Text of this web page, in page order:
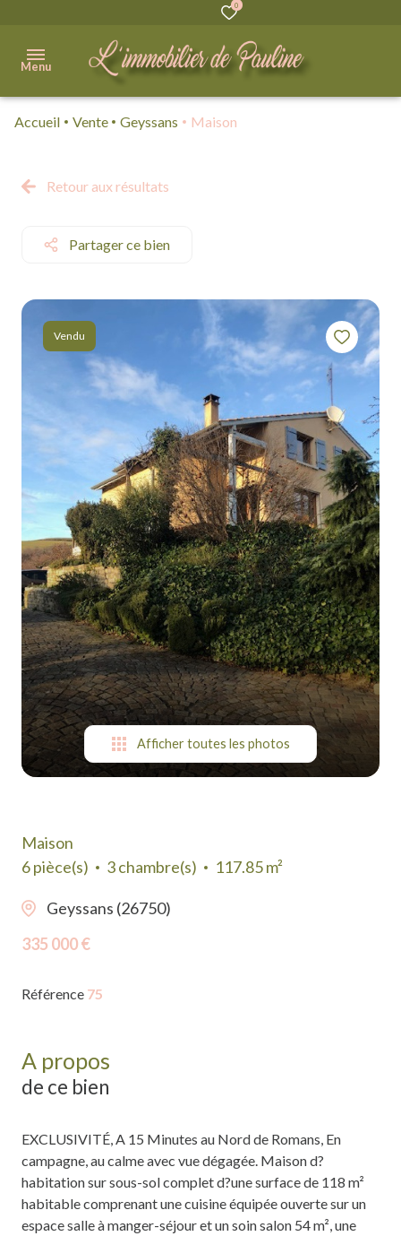
0
Menu
Acheter
Professionnel
Biens
vendus
suis-
je ?
Contact
Accueil Vente Geyssans Maison
Retour aux résultats
Partager ce bien
Vendu
Afficher toutes les photos
Maison
6 pièce(s)
3 chambre(s) 117.85 m²
Geyssans (26750)
335 000 €
Référence 75
A propos
de ce bien
EXCLUSIVITÉ, A 15 Minutes au Nord de Romans, En
campagne, au calme avec vue dégagée. Maison d?
habitation sur sous-sol complet d?une surface de 118 m²
habitable comprenant une cuisine équipée ouverte sur un
espace salle à manger-séjour et un soin salon 54 m², une